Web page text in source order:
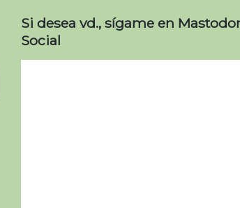
Si desea vd., sígame en
Social